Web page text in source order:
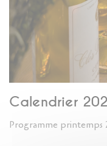
Calendrier
Programme printemps